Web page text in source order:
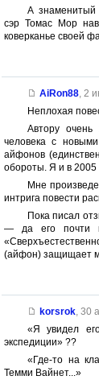
А знаменитый
сэр Томас Мор
коверканье своей
AiRon88, 2
Неплохая
Автору очень
человека с
айфонов
обороты. Я и в
Мне
интрига повести
Пока писал
— да его почти
(айфон) защищает
korsrok, 30
«Я увидел
экспедиции» ??
«Где-то на
Темми Вайнет...»